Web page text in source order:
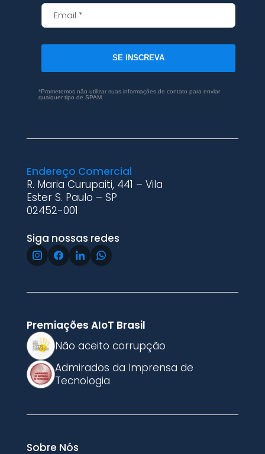
SE INSCREVA
*Prometemos não utilizar suas informações de contato para enviar
qualquer tipo de SPAM.
Endereço Comercial
R. Maria Curupaiti, 441 – Vila
Ester S. Paulo – SP
02452-001
Siga nossas redes
Premiações AIoT Brasil
Não aceito corrupção
Admirados da Imprensa de
Tecnologia
Sobre Nós